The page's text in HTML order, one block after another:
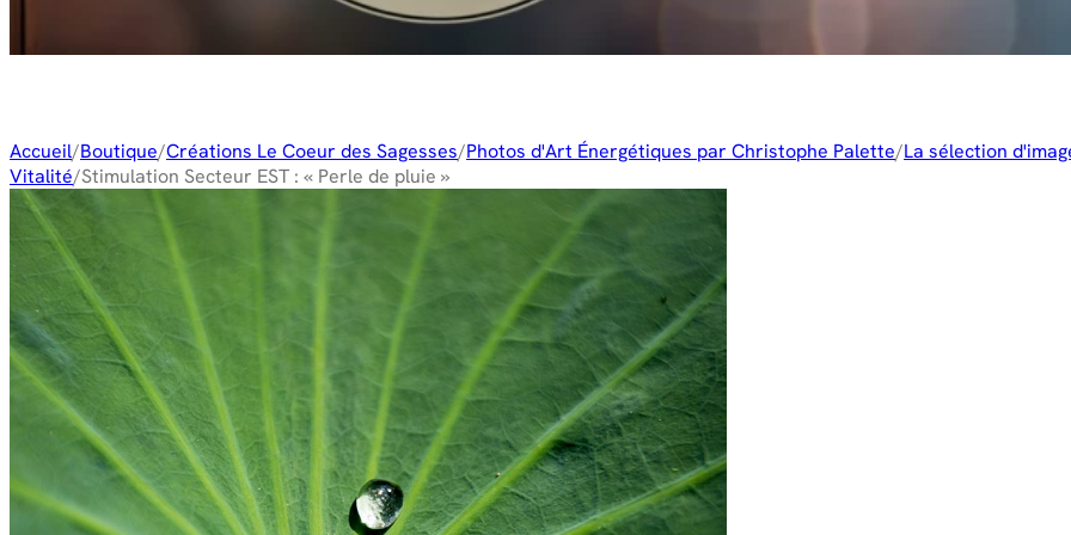
Accueil/Boutique/Créations Le Coeur des Sagesses/Photos d'Art Énergétiques par Christophe Palette/La sélection
Vitalité/Stimulation Secteur EST : « Perle de pluie »